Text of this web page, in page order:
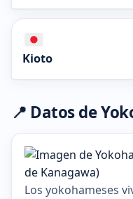
Kioto
📍 Datos de
Los yokohameses